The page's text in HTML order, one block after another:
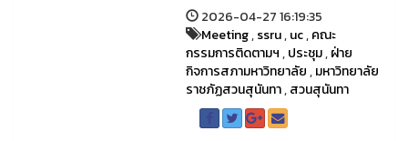
2026-04-27 16:19:35
Meeting,ssru,uc,คณะ
กรรมการติดตามฯ,ประชุม,ฝ่าย
กิจการสภามหาวิทยาลัย,มหาวิทยาลัย
ราชภัฏสวนสุนันทา,สวนสุนันทา